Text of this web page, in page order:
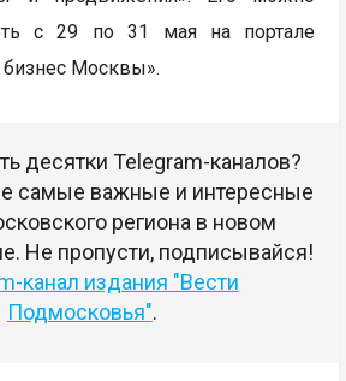
с 29 по 31 мая на портале
Москвы».
десятки Telegram-каналов?
самые важные и интересные
региона в новом
Не пропусти, подписывайся!
канал издания "Вести
Подмосковья".